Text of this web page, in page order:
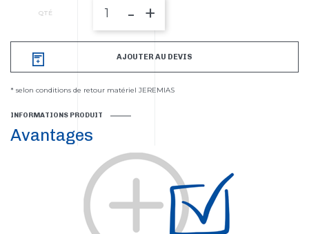
QTÉ - +
AJOUTER AU DEVIS
* selon conditions de retour matériel JEREMIAS
INFORMATIONS PRODUIT
Avantages